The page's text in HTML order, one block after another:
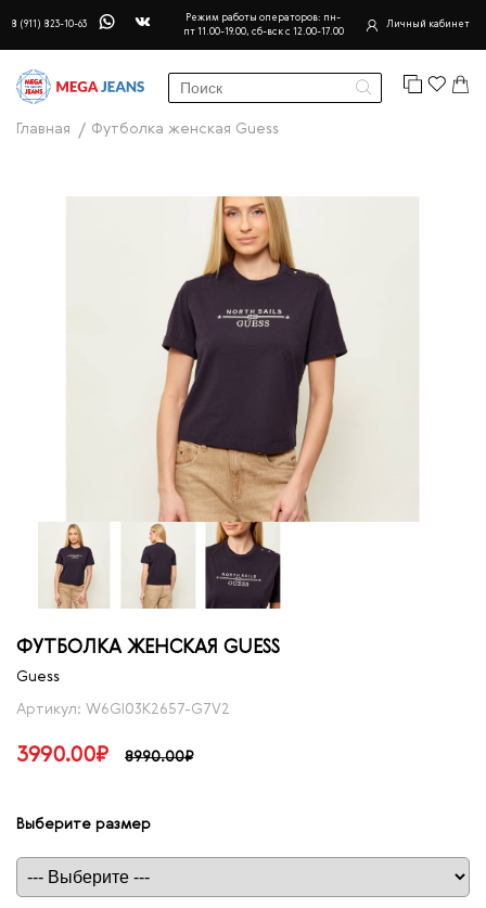
8 (911) 823-10-63
Режим работы операторов: пн-
пт 11.00-19.00, сб-вск с 12.00-17.00
Личный кабинет
Главная Футболка женская Guess
ФУТБОЛКА ЖЕНСКАЯ GUESS
Guess
Артикул: W6GI03K2657-G7V2
3990.00₽ 8990.00₽
Выберите размер
Таблица размеров